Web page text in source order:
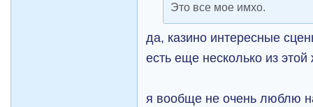
Это все мое имхо.
да, казино интересные
есть еще несколько из
я вообще не очень люблю